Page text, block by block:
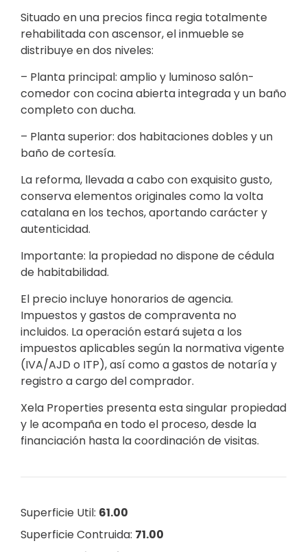
Situado en una precios finca regia totalmente
rehabilitada con ascensor, el inmueble se
distribuye en dos niveles:
– Planta principal: amplio y luminoso salón-
comedor con cocina abierta integrada y un baño
completo con ducha.
– Planta superior: dos habitaciones dobles y un
baño de cortesía.
La reforma, llevada a cabo con exquisito gusto,
conserva elementos originales como la volta
catalana en los techos, aportando carácter y
autenticidad.
Importante: la propiedad no dispone de cédula
de habitabilidad.
El precio incluye honorarios de agencia.
Impuestos y gastos de compraventa no
incluidos. La operación estará sujeta a los
impuestos aplicables según la normativa vigente
(IVA/AJD o ITP), así como a gastos de notaría y
registro a cargo del comprador.
Xela Properties presenta esta singular propiedad
y le acompaña en todo el proceso, desde la
financiación hasta la coordinación de visitas.
Superficie Util: 61.00
Superficie Contruida: 71.00